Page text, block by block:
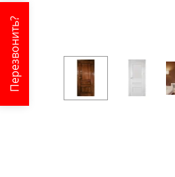
Перезвонить?